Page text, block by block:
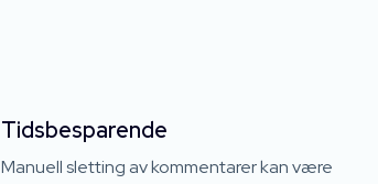
Tidsbesparende
Manuell sletting av kommentarer kan være